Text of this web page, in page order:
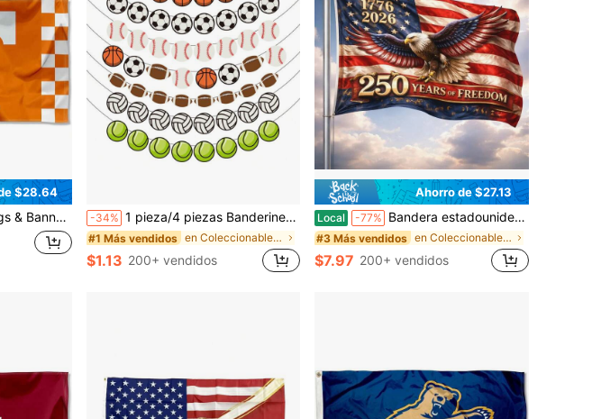
$28.64
de Tennessee Volunteers -34% 1 pieza/4 piezas Banderines de papel decorativos con temática de balones deportivos, para béisbol, fútbol americano, baloncesto, rugby, decoración de escena de eventos deportivos y accesorios colgantes
#1 Más vendidos en Coleccionables deportivos - Banderas
$1.13 200+ vendidos
Ahorro de $27.13
Local -77% Bandera estadounidense 1776-2026, decoración de bandera patriótica con águila, 250 años de libertad de EE. UU. Bandera exterior patriotismo
#3 Más vendidos en Coleccionables deportivos - Banderas
$7.97 200+ vendidos